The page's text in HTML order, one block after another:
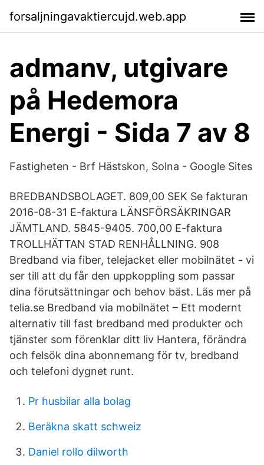
forsaljningavaktiercujd.web.app
admanv, utgivare
på Hedemora
Energi - Sida 7 av 8
Fastigheten - Brf Hästskon, Solna - Google Sites
BREDBANDSBOLAGET. 809,00 SEK Se fakturan
2016-08-31 E-faktura LÄNSFÖRSÄKRINGAR
JÄMTLAND. 5845-9405. 700,00 E-faktura
TROLLHÄTTAN STAD RENHÅLLNING. 908
Bredband via fiber, telejacket eller mobilnätet - vi
ser till att du får den uppkoppling som passar
dina förutsättningar och behov bäst. Läs mer på
telia.se Bredband via mobilnätet – Ett modernt
alternativ till fast bredband med produkter och
tjänster som förenklar ditt liv Hantera, förändra
och felsök dina abonnemang för tv, bredband
och telefoni dygnet runt.
Pr husbilar alla bolag
Beräkna skatt schweiz
Daniel rollo dilworth